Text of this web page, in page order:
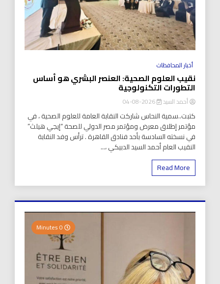
أخبار المحافظات
نقيب العلوم الصحية: العنصر البشري هو أساس
التطورات التكنولوجية
أحمد السيد 2026-08-04
كتبت..سمية النحاس شاركت النقابة العامة للعلوم الصحية ، في
مؤتمر إطلاق معرض ومؤتمر مصر الدولي للصحة “إيجي هيلث”
في نسخته السادسة بأحد فنادق القاهرة . ترأس وفد النقابة
النقيب العام أحمد السيد الدبيكي ،...
Read More